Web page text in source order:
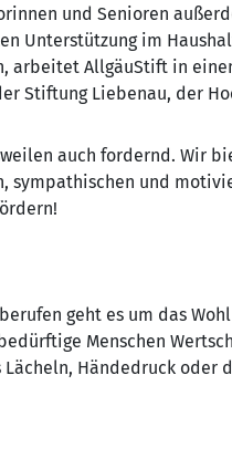
und Senioren
Unterstützung im
arbeitet AllgäuStift in
Stiftung Liebenau, der
auch fordernd. Wir
sympathischen und
geht es um das
Menschen
Händedruck oder